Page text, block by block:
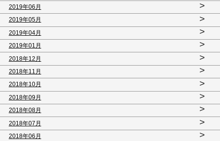
2019年06月 >
2019年05月 >
2019年04月 >
2019年01月 >
2018年12月 >
2018年11月 >
2018年10月 >
2018年09月 >
2018年08月 >
2018年07月 >
2018年06月 >